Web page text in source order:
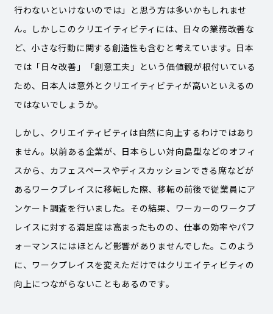
行わないといけないのでは」と思う方は多いかもしれませ
ん。しかしこのクリエイティビティには、日々の業務改善な
ど、小さな行動に関する創造性も含むと考えています。日本
では「日々改善」「創意工夫」という価値観が根付いている
ため、日本人は意外とクリエイティビティが高いといえるの
ではないでしょうか。
しかし、クリエイティビティは自然に向上するわけではあり
ません。以前ある企業が、日本らしい対向島型などのオフィ
スから、カフェスペースやディスカッションできる席などが
あるワークプレイスに移転した際、移転の前後で従業員にア
ンケート調査を行いました。その結果、ワーカーのワークプ
レイスに対する満足度は高まったものの、仕事の効率やパフ
ォーマンスにはほとんど影響がありませんでした。このよう
に、ワークプレイスを変えただけではクリエイティビティの
向上につながらないこともあるのです。